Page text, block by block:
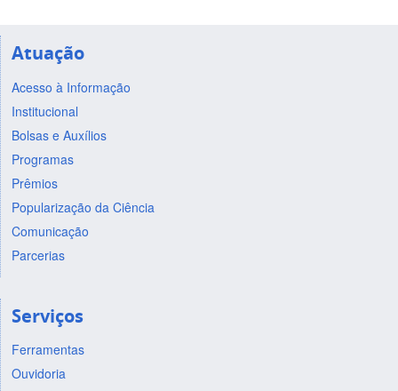
Atuação
Acesso à Informação
Institucional
Bolsas e Auxílios
Programas
Prêmios
Popularização da Ciência
Comunicação
Parcerias
Serviços
Ferramentas
Ouvidoria